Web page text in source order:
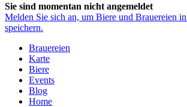
Sie sind momentan nicht angemeldet
Melden Sie sich an, um Biere und Brauereien
speichern.
Brauereien
Karte
Biere
Events
Blog
Home